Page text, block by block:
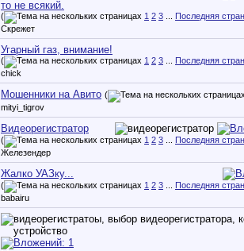
то не всякий.
( 1 2 3
Последняя
Скрежет
Угарный газ, внимание!
( 1 2 3
Последняя
chick
Мошенники на Авито (
mityi_tigrov
Видеорегистратор
( 1 2 3
Последняя
Железендер
Жалко УАЗку...
( 1 2 3
Последняя
babairu